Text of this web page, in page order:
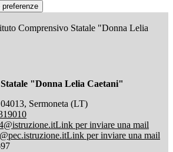
Comprensivo Statale "Donna Lelia
"Donna Lelia Caetani"
Sermoneta (LT)
Link per inviare una mail
Link per inviare una mail